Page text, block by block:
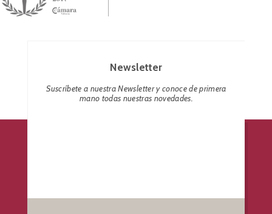
Newsletter
Suscríbete a nuestra Newsletter y conoce de primera
mano todas nuestras novedades.